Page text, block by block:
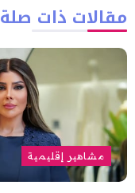
مقالات ذات صلة
مشاهير إقليمية